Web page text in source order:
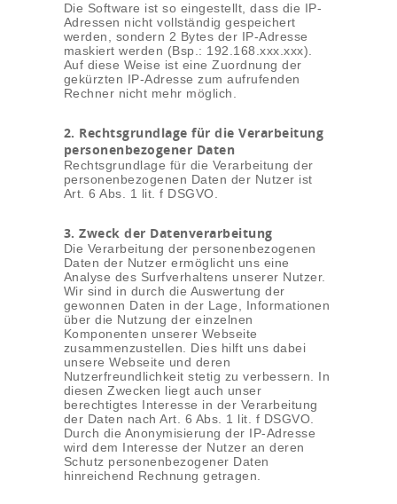
Die Software ist so eingestellt, dass die IP-
Adressen nicht vollständig gespeichert
werden, sondern 2 Bytes der IP-Adresse
maskiert werden (Bsp.: 192.168.xxx.xxx).
Auf diese Weise ist eine Zuordnung der
gekürzten IP-Adresse zum aufrufenden
Rechner nicht mehr möglich.
2. Rechtsgrundlage für die Verarbeitung
personenbezogener Daten
Rechtsgrundlage für die Verarbeitung der
personenbezogenen Daten der Nutzer ist
Art. 6 Abs. 1 lit. f DSGVO.
3. Zweck der Datenverarbeitung
Die Verarbeitung der personenbezogenen
Daten der Nutzer ermöglicht uns eine
Analyse des Surfverhaltens unserer Nutzer.
Wir sind in durch die Auswertung der
gewonnen Daten in der Lage, Informationen
über die Nutzung der einzelnen
Komponenten unserer Webseite
zusammenzustellen. Dies hilft uns dabei
unsere Webseite und deren
Nutzerfreundlichkeit stetig zu verbessern. In
diesen Zwecken liegt auch unser
berechtigtes Interesse in der Verarbeitung
der Daten nach Art. 6 Abs. 1 lit. f DSGVO.
Durch die Anonymisierung der IP-Adresse
wird dem Interesse der Nutzer an deren
Schutz personenbezogener Daten
hinreichend Rechnung getragen.